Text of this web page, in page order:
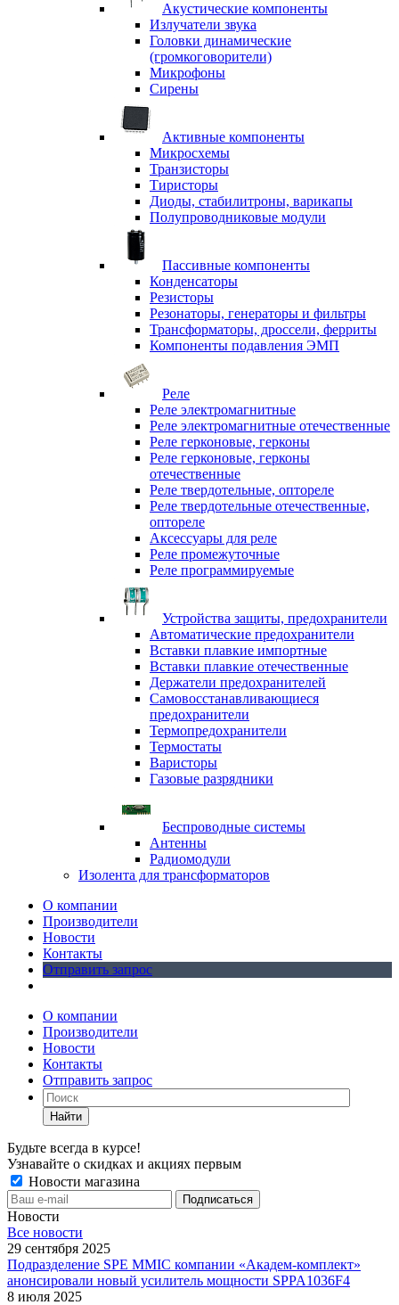
Акустические компоненты
Излучатели звука
Головки динамические
(громкоговорители)
Микрофоны
Сирены
Активные компоненты
Микросхемы
Транзисторы
Тиристоры
Диоды, стабилитроны, варикапы
Полупроводниковые модули
Пассивные компоненты
Конденсаторы
Резисторы
Резонаторы, генераторы и фильтры
Трансформаторы, дроссели, ферриты
Компоненты подавления ЭМП
Реле
Реле электромагнитные
Реле электромагнитные отечественные
Реле герконовые, герконы
Реле герконовые, герконы
отечественные
Реле твердотельные, оптореле
Реле твердотельные отечественные,
оптореле
Аксессуары для реле
Реле промежуточные
Реле программируемые
Устройства защиты, предохранители
Автоматические предохранители
Вставки плавкие импортные
Вставки плавкие отечественные
Держатели предохранителей
Самовосстанавливающиеся
предохранители
Термопредохранители
Термостаты
Варисторы
Газовые разрядники
Беспроводные системы
Антенны
Радиомодули
Изолента для трансформаторов
О компании
Производители
Новости
Контакты
Отправить запрос
О компании
Производители
Новости
Контакты
Отправить запрос
Найти
Будьте всегда в курсе!
Узнавайте о скидках и акциях первым
Новости магазина
Новости
Все новости
29 сентября 2025
Подразделение SPE MMIC компании «Академ-комплект»
анонсировали новый усилитель мощности SPPA1036F4
8 июля 2025